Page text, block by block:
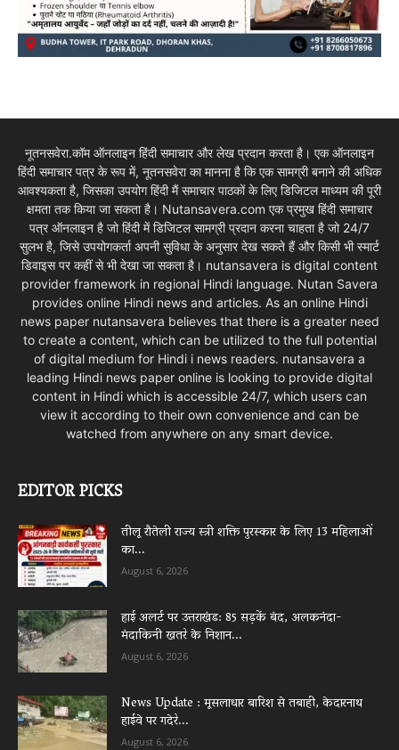
नूतनसवेरा.कॉम ऑनलाइन हिंदी समाचार और लेख प्रदान करता है। एक ऑनलाइन
हिंदी समाचार पत्र के रूप में, नूतनसवेरा का मानना है कि एक सामग्री बनाने की अधिक
आवश्यकता है, जिसका उपयोग हिंदी मैं समाचार पाठकों के लिए डिजिटल माध्यम की पूरी
क्षमता तक किया जा सकता है। Nutansavera.com एक प्रमुख हिंदी समाचार
पत्र ऑनलाइन है जो हिंदी में डिजिटल सामग्री प्रदान करना चाहता है जो 24/7
सुलभ है, जिसे उपयोगकर्ता अपनी सुविधा के अनुसार देख सकते हैं और किसी भी स्मार्ट
डिवाइस पर कहीं से भी देखा जा सकता है। nutansavera is digital content
provider framework in regional Hindi language. Nutan Savera
provides online Hindi news and articles. As an online Hindi
news paper nutansavera believes that there is a greater need
to create a content, which can be utilized to the full potential
of digital medium for Hindi i news readers. nutansavera a
leading Hindi news paper online is looking to provide digital
content in Hindi which is accessible 24/7, which users can
view it according to their own convenience and can be
watched from anywhere on any smart device.
EDITOR PICKS
तीलू रौतेली राज्य स्त्री शक्ति पुरस्कार के लिए 13 महिलाओं
का...
August 6, 2026
हाई अलर्ट पर उत्तराखंड: 85 सड़कें बंद, अलकनंदा-
मंदाकिनी खतरे के निशान...
August 6, 2026
News Update : मूसलाधार बारिश से तबाही, केदारनाथ
हाईवे पर गदेरे...
August 6, 2026